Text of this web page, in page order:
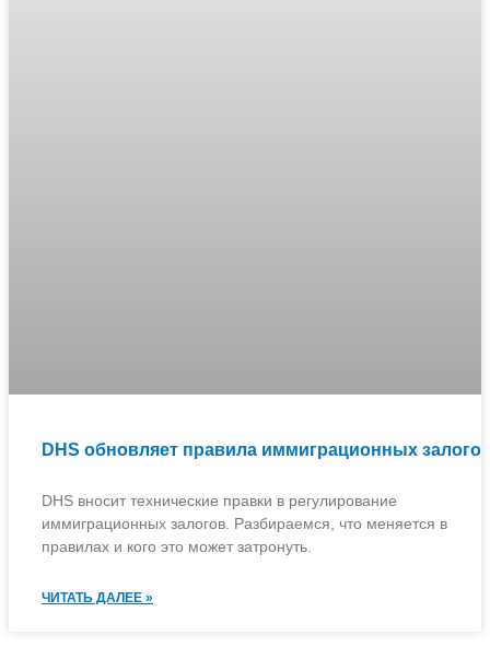
DHS обновляет правила иммиграционных
DHS вносит технические правки в регулирование
иммиграционных залогов. Разбираемся, что меняется в
правилах и кого это может затронуть.
ЧИТАТЬ ДАЛЕЕ »